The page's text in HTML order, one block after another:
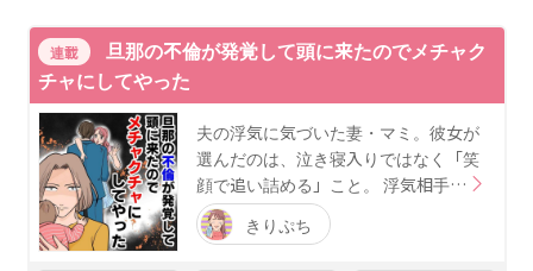
連載
旦那の不倫が発覚して頭に来たのでメチャク
チャにしてやった
夫の浮気に気づいた妻・マミ。彼女が
選んだのは、泣き寝入りではなく「笑
顔で追い詰める」こと。 浮気相手…
きりぷち